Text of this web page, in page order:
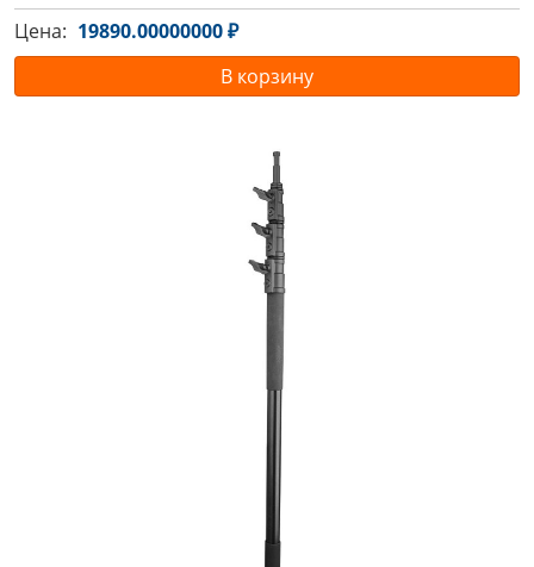
Цена: 19890.00000000 ₽
В корзину